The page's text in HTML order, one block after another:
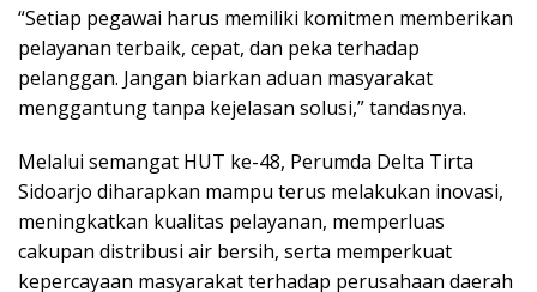
“Setiap pegawai harus memiliki komitmen memberikan
pelayanan terbaik, cepat, dan peka terhadap
pelanggan. Jangan biarkan aduan masyarakat
menggantung tanpa kejelasan solusi,” tandasnya.
Melalui semangat HUT ke-48, Perumda Delta Tirta
Sidoarjo diharapkan mampu terus melakukan inovasi,
meningkatkan kualitas pelayanan, memperluas
cakupan distribusi air bersih, serta memperkuat
kepercayaan masyarakat terhadap perusahaan daerah